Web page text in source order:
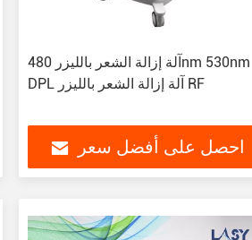
آلة إزالة الشعر بالليزر 480nm 530nm
DPL آلة إزالة الشعر بالليزر RF
احصل على أفضل سعر